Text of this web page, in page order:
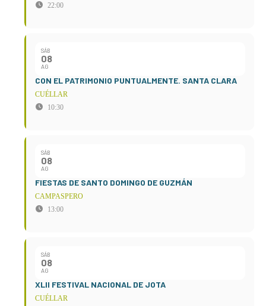
22:00
SÁB
08
AG
CON EL PATRIMONIO PUNTUALMENTE. SANTA CLARA
CUÉLLAR
10:30
SÁB
08
AG
FIESTAS DE SANTO DOMINGO DE GUZMÁN
CAMPASPERO
13:00
SÁB
08
AG
XLII FESTIVAL NACIONAL DE JOTA
CUÉLLAR